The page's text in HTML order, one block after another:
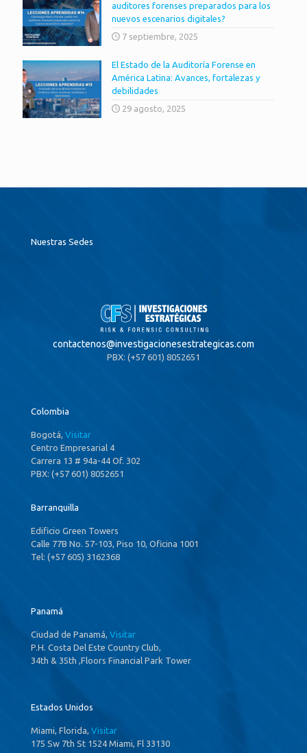
auditores forenses preparados para los
nuevos escenarios digitales?
7 septiembre, 2025
El Estado de la Auditoría Forense en
América Latina: Avances, fortalezas y
debilidades
29 agosto, 2025
Nuestras Sedes
contactenos@investigacionesestrategicas.com
PBX: (+57 601) 8052651
Colombia
Bogotá, Visitar
Centro Empresarial 4
Carrera 13 # 94a-44 Of. 302
PBX: (+57 601) 8052651
Barranquilla
Edificio Green Towers
Calle 77B No. 57-103, Piso 10, Oficina 1001
Tel: (+57 605) 3162368
Panamá
Ciudad de Panamá, Visitar
P.H. Costa Del Este Country Club,
34th & 35th ,Floors Financial Park Tower
Estados Unidos
Miami, Florida, Visitar
175 Sw 7th St 1524 Miami, Fl 33130